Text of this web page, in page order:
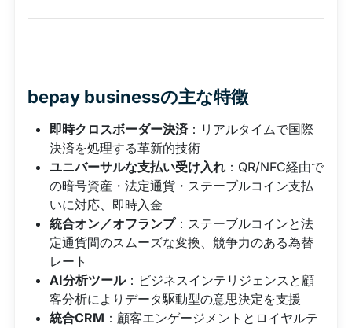
bepay businessの主な特徴
即時クロスボーダー決済：リアルタイムで国際
決済を処理する革新的技術
ユニバーサルな支払い受け入れ ：QR/NFC経由で
の暗号資産・法定通貨・ステーブルコイン支払
いに対応、即時入金
統合オン／オフランプ：ステーブルコインと法
定通貨間のスムーズな変換、競争力のある為替
レート
AI分析ツール：ビジネスインテリジェンスと顧
客分析によりデータ駆動型の意思決定を支援
統合CRM ：顧客エンゲージメントとロイヤルテ